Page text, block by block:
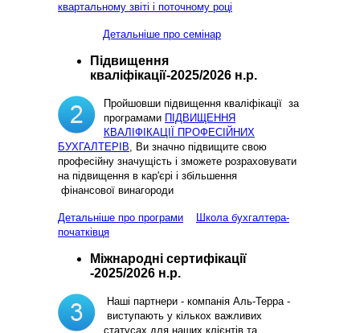
квартальному звіті і поточному році
Детальніше про семінар
Підвищення
кваліфікації-2025/2026 н.р.
Пройшовши підвищення кваліфікації за
програмами ПІДВИЩЕННЯ
КВАЛІФІКАЦІЇ ПРОФЕСІЙНИХ
БУХГАЛТЕРІВ, Ви значно підвищите свою
професійну значущість і зможете розраховувати
на підвищення в кар'єрі і збільшення
фінансової винагороди
Детальніше про програми
Школа бухгалтера-
початківця
Міжнародні сертифікації
-2025/2026 н.р.
Наші партнери - компанія Аль-Терра -
виступають у кількох важливих
статусах для наших клієнтів та